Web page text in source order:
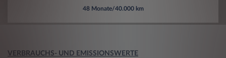
48 Monate/40.000 km
VERBRAUCHS- UND EMISSIONSWERTE